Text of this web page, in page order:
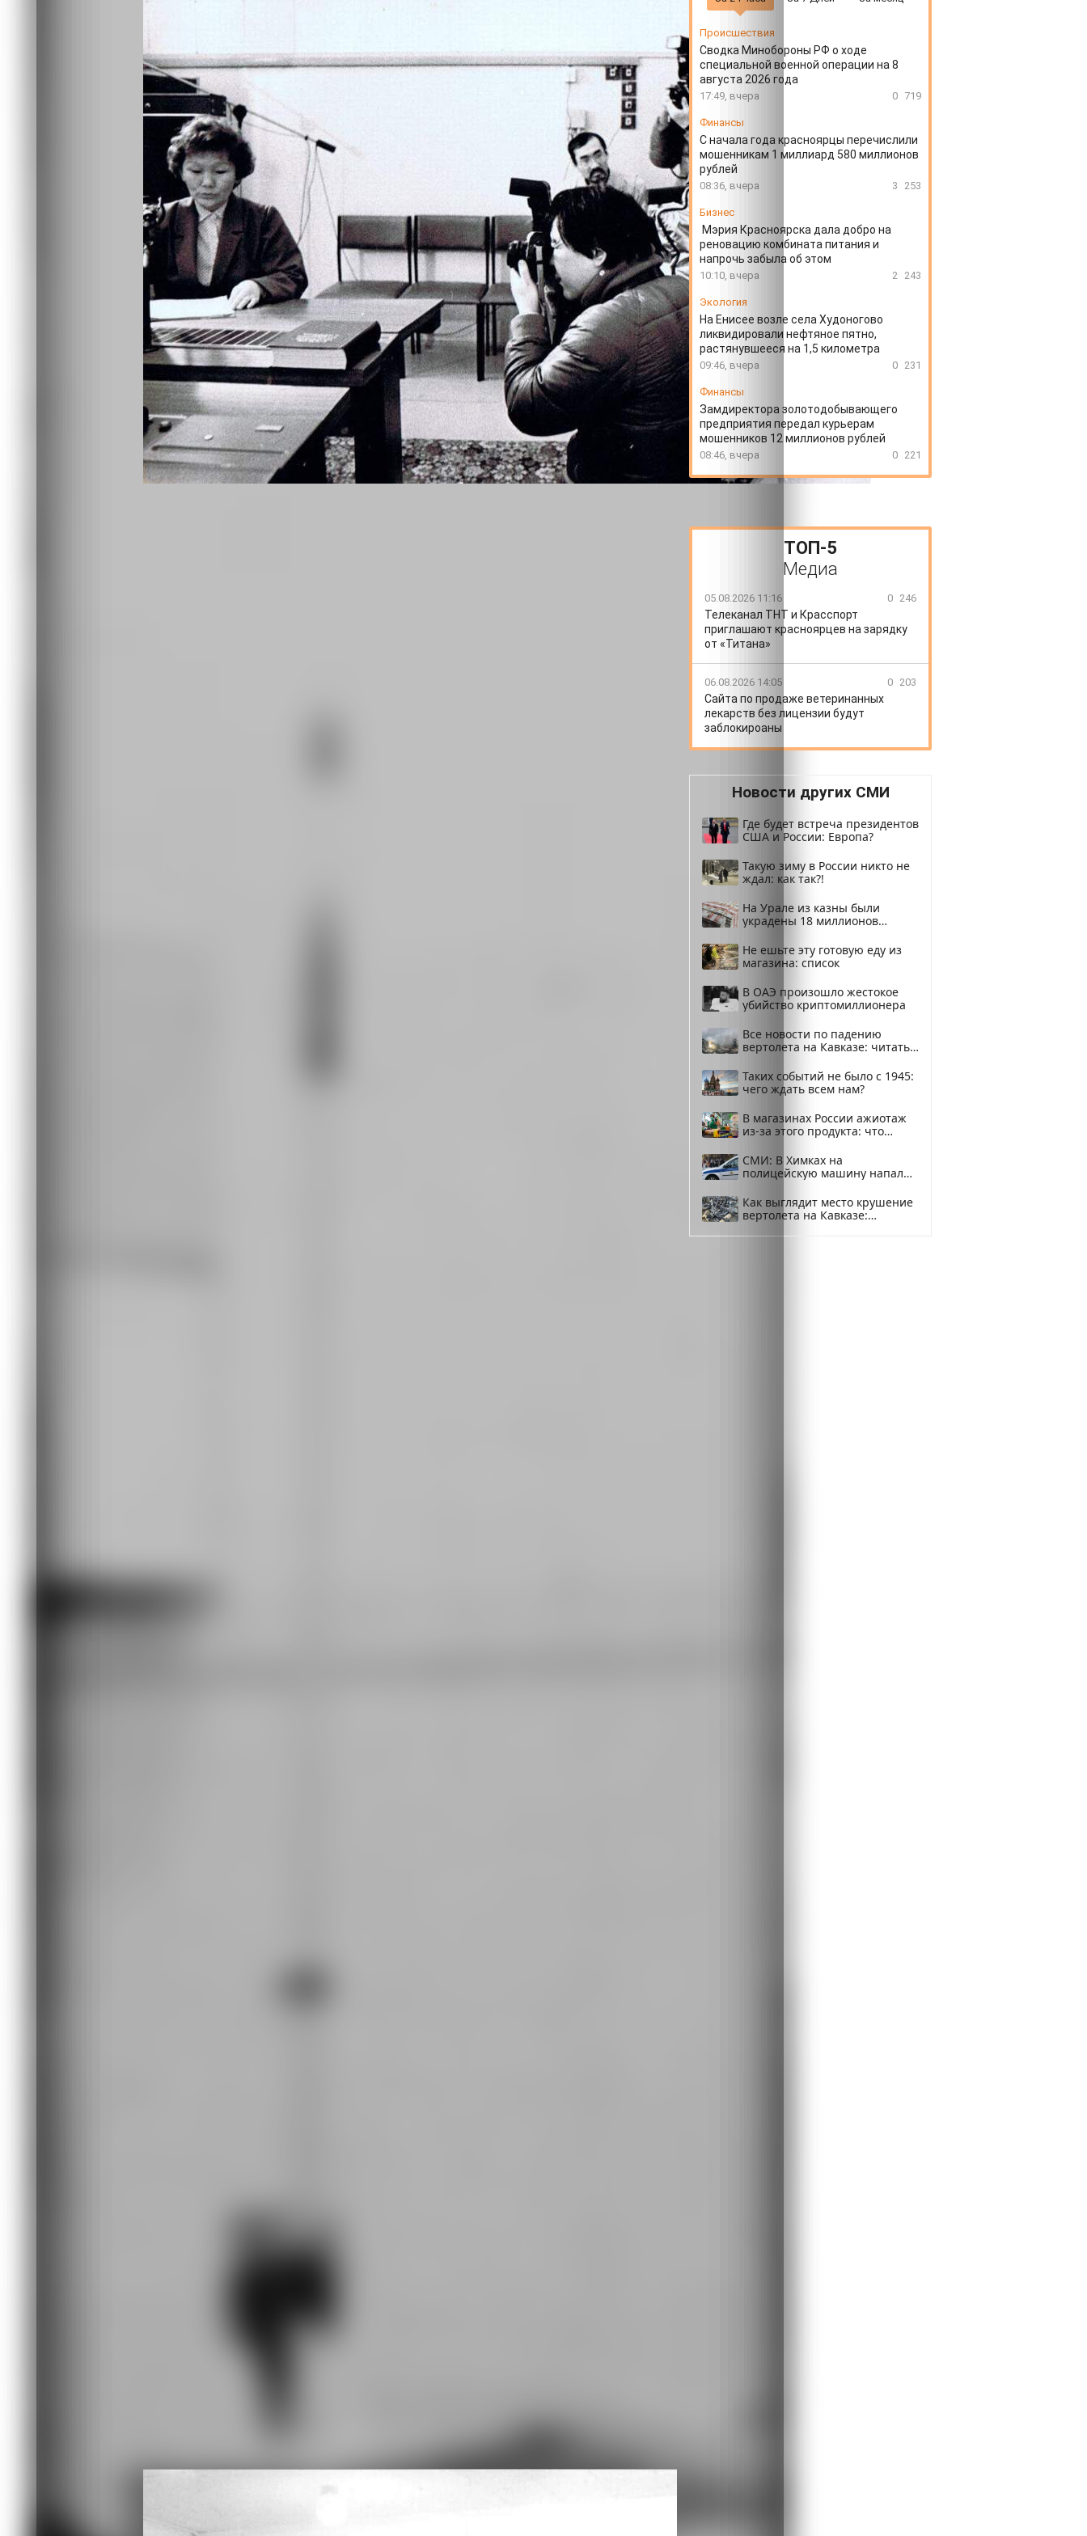
Медиа
07.05.2026 10:00477
1
Происшествия
Сводка Минобороны РФ о ходе
специальной военной операции на 8
августа 2026 года
17:49, вчера 0 719
Финансы
С начала года красноярцы перечислили
мошенникам 1 миллиард 580 миллионов
рублей
08:36, вчера 3 253
Бизнес
Мэрия Красноярска дала добро на
реновацию комбината питания и
напрочь забыла об этом
10:10, вчера 2 243
Экология
На Енисее возле села Худоногово
ликвидировали нефтяное пятно,
растянувшееся на 1,5 километра
09:46, вчера 0 231
Финансы
Замдиректора золотодобывающего
предприятия передал курьерам
мошенников 12 миллионов рублей
08:46, вчера 0 221
ТОП-5
Медиа
05.08.2026 11:16 0 246
Телеканал ТНТ и Красспорт
приглашают красноярцев на зарядку
от «Титана»
06.08.2026 14:05 0 203
Сайта по продаже ветеринанных
лекарств без лицензии будут
заблокироаны
Новости других СМИ
Где будет встреча президентов
США и России: Европа?
Такую зиму в России никто не
ждал: как так?!
На Урале из казны были
украдены 18 миллионов
Не ешьте эту готовую еду из
магазина: список
В ОАЭ произошло жестокое
убийство криптомиллионера
Все новости по падению
вертолета на Кавказе: читать
Таких событий не было с 1945:
чего ждать всем нам?
В магазинах России ажиотаж
из-за этого продукта: что
СМИ: В Химках на
полицейскую машину напали
Как выглядит место крушение
вертолета на Кавказе: